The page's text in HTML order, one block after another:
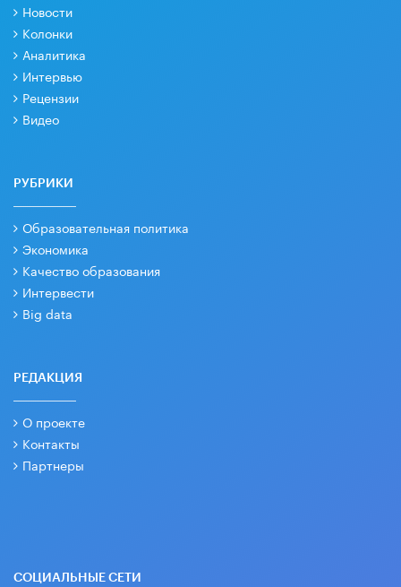
Новости
Колонки
Аналитика
Интервью
Рецензии
Видео
РУБРИКИ
Образовательная политика
Экономика
Качество образования
Интервести
Big data
РЕДАКЦИЯ
О проекте
Контакты
Партнеры
СОЦИАЛЬНЫЕ СЕТИ